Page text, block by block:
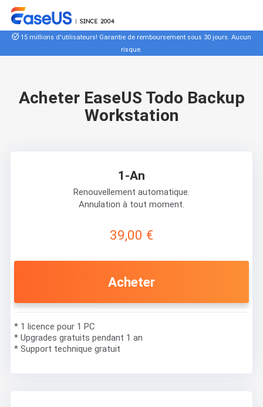
15 millions d'utilisateurs! Garantie de remboursement sous 30 jours. Aucun
risque.
Acheter EaseUS Todo Backup
Workstation
1-An
Renouvellement automatique.
Annulation à tout moment.
39,00 €
Acheter
* 1 licence pour 1 PC
* Upgrades gratuits pendant 1 an
* Support technique gratuit